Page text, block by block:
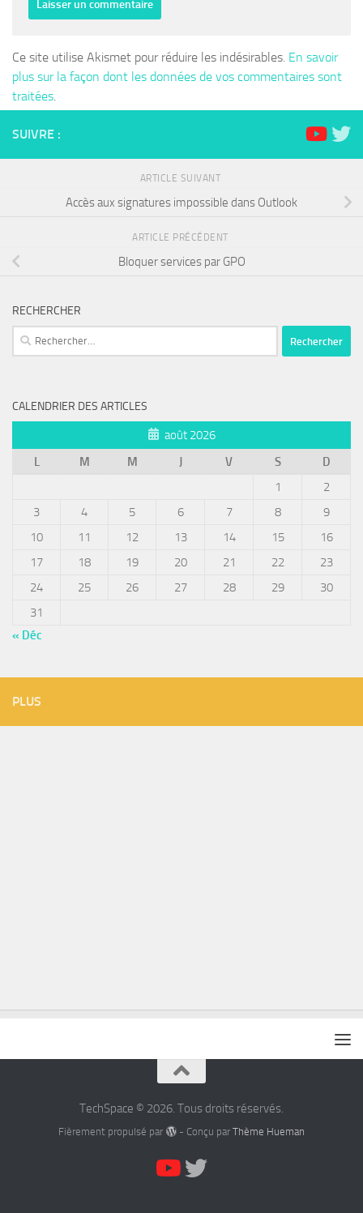
Ce site utilise Akismet pour réduire les indésirables. En savoir
plus sur la façon dont les données de vos commentaires sont
traitées.
SUIVRE :
ARTICLE SUIVANT
Accès aux signatures impossible dans Outlook
ARTICLE PRÉCÉDENT
Bloquer services par GPO
RECHERCHER
Rechercher :
CALENDRIER DES ARTICLES
août 2026
L
M M J V S
D
1
2
3
4 5 6 7 8
9
10
11 12 13 14 15
16
17
18 19 20 21 22
23
24
25 26 27 28 29
30
31
« Déc
PLUS
TechSpace © 2026. Tous droits réservés.
Fièrement propulsé par - Conçu par Thème Hueman